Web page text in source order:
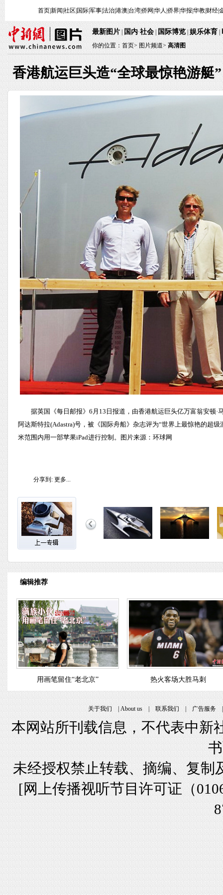
首页|新闻 社区 国际|军事|法治|港澳 台湾|侨网 华人 侨界|华报 华教| 财经|
最新图片|国内·社会|国际博览|娱乐体育|
你的位置：首页>图片频道> 高清图
香港航运巨头造“全球最惊艳游艇
据英国《每日邮报》6月13日报道，由香港航运巨头亿万富翁安顿
阿达斯特拉(Adastra)号，被《国际舟船》杂志评为“世界上最惊艳的超
米范围内用一部苹果iPad进行控制。图片来源：环球网
分享到: 更多...
编辑推荐
用画笔留住“老北京” 热火客场大胜马刺
关于我们|About us|联系我们|广告服务
本网站所刊载信息，不代表中新
未经授权禁止转载、摘编、复制
[网上传播视听节目许可证（